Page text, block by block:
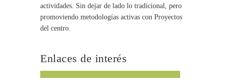
actividades. Sin dejar de lado lo tradicional, pero
promoviendo metodologías activas con Proyectos
del centro.
Enlaces de interés